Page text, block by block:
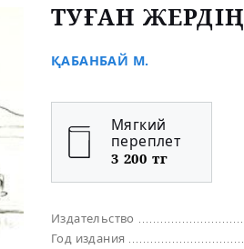
ТУҒАН
ҚАБАНБАЙ М.
Мягкий
переплет
3 200 тг
Издательство
Год издания